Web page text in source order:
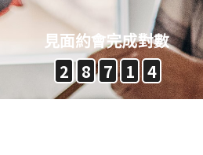
見面約會完成對數
2
8 7 1 4